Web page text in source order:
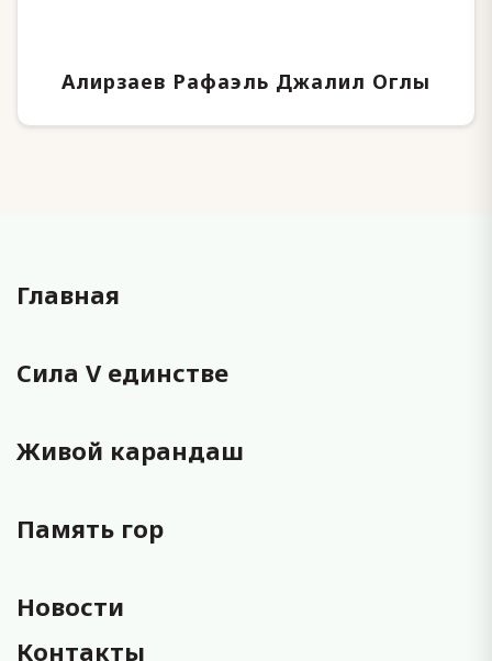
Алирзаев Рафаэль Джалил Оглы
Главная
Сила V единстве
Живой карандаш
Память гор
Новости
Контакты